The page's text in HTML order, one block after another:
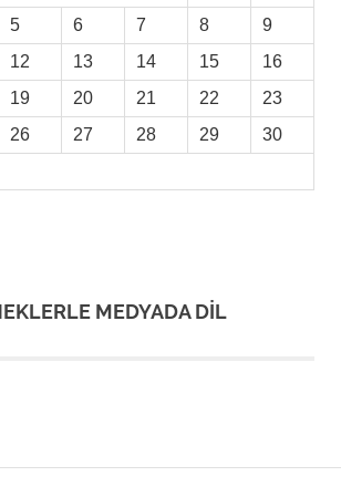
5 6 7 8
9
12 13 14 15
16
19 20 21 22
23
26 27 28 29
30
MEDYADA DİL